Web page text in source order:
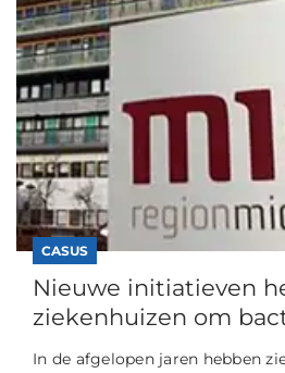
CASUS
Nieuwe initiatieven
ziekenhuizen om
In de afgelopen jaren hebben